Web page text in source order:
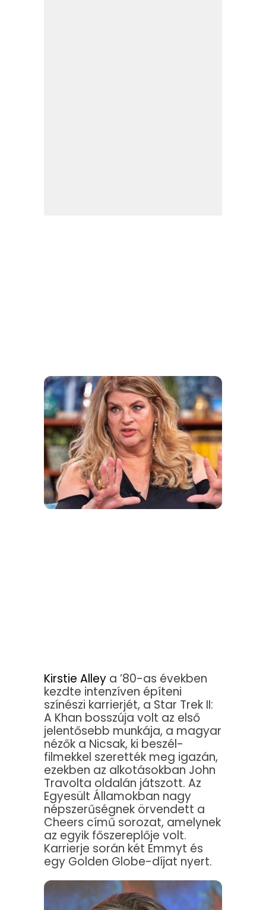
Kirstie Alley a ’80-as években
kezdte intenzíven építeni
színészi karrierjét, a Star Trek II:
A Khan bosszúja volt az első
jelentősebb munkája, a magyar
nézők a Nicsak, ki beszél-
filmekkel szerették meg igazán,
ezekben az alkotásokban John
Travolta oldalán játszott. Az
Egyesült Államokban nagy
népszerűségnek örvendett a
Cheers című sorozat, amelynek
az egyik főszereplője volt.
Karrierje során két Emmyt és
egy Golden Globe-díjat nyert.